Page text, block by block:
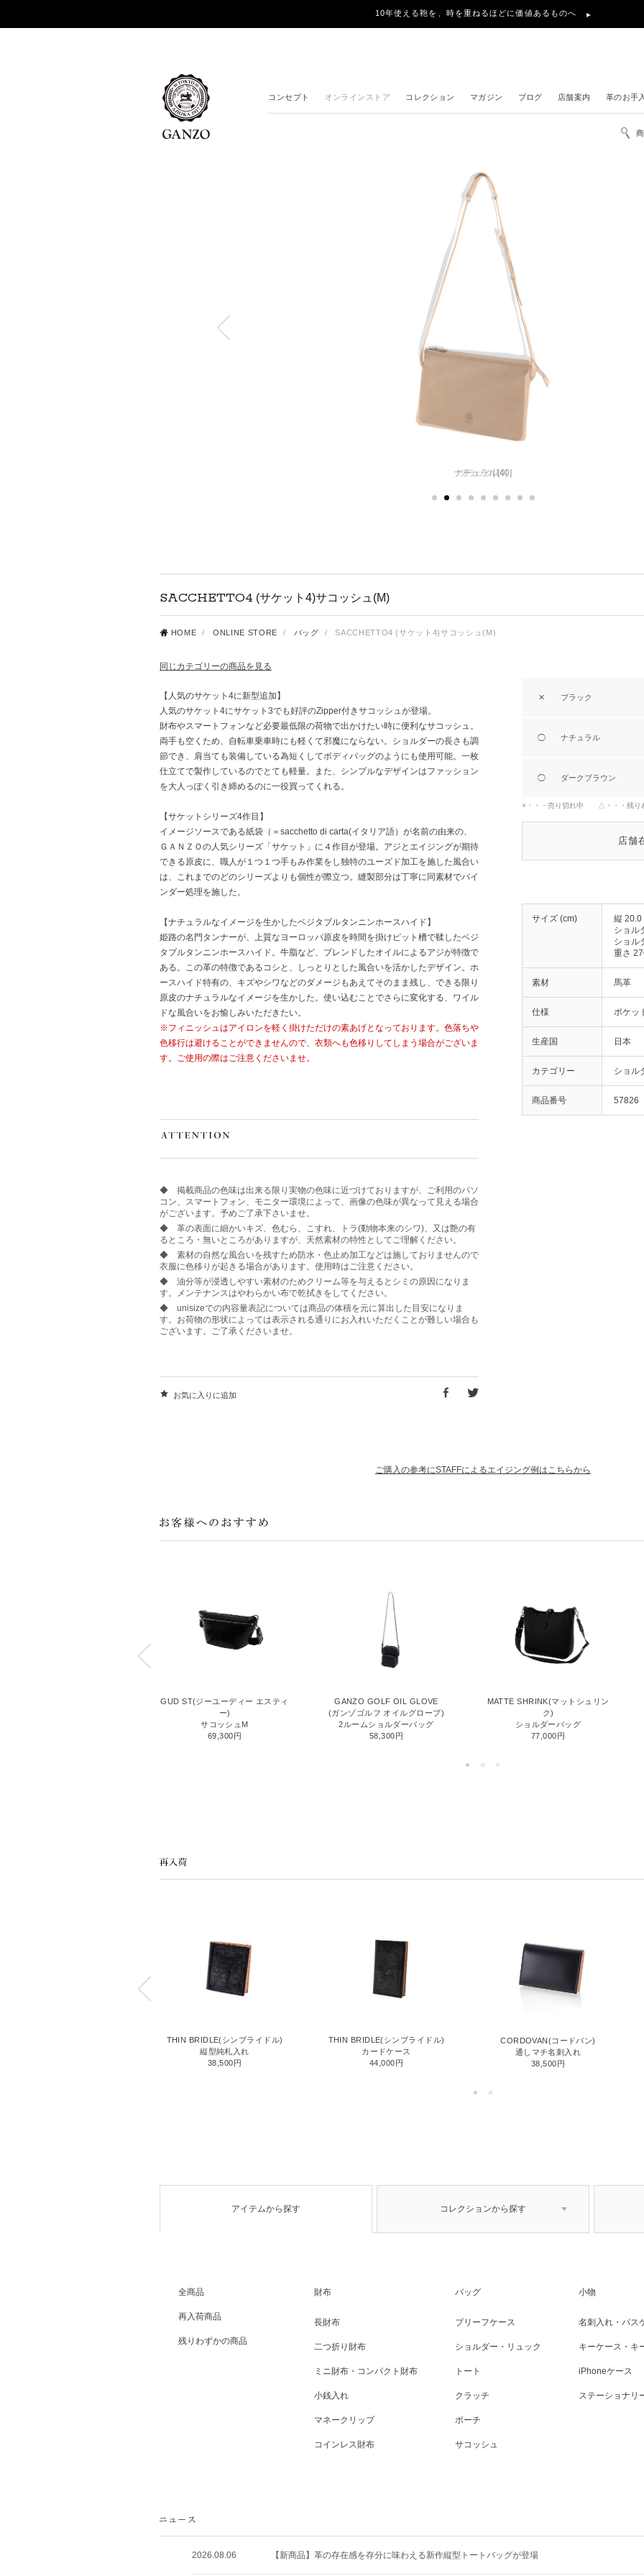
10年使える鞄を、時を重ねるほどに価値あるものへ
コンセプト オンラインストア コレクション マガジン ブログ 店舗案内 革のお手
ナチュラル[40]
SACCHETTO4 (サケット4)サコッシュ(M)
HOME / ONLINE STORE / バッグ / SACCHETTO4 (サケット4)サコッシュ(M)
同じカテゴリーの商品を見る
【人気のサケット4に新型追加】
人気のサケット4にサケット3でも好評のZipper付きサコッシュが登場。
財布やスマートフォンなど必要最低限の荷物で出かけたい時に便利なサコッシュ。
両手も空くため、自転車乗車時にも軽くて邪魔にならない。ショルダーの長さも調
節でき、肩当ても装備している為短くしてボディバッグのようにも使用可能。一枚
仕立てで製作しているのでとても軽量。また、シンプルなデザインはファッション
を大人っぽく引き締めるのに一役買ってくれる。
【サケットシリーズ4作目】
イメージソースである紙袋（＝sacchetto di carta(イタリア語）が名前の由来の、
ＧＡＮＺＯの人気シリーズ「サケット」に４作目が登場。アジとエイジングが期待
できる原皮に、職人が１つ１つ手もみ作業をし独特のユーズド加工を施した風合い
は、これまでのどのシリーズよりも個性が際立つ。縫製部分は丁寧に同素材でバイ
ンダー処理を施した。
【ナチュラルなイメージを生かしたベジタブルタンニンホースハイド】
姫路の名門タンナーが、上質なヨーロッパ原皮を時間を掛けピット槽で鞣したベジ
タブルタンニンホースハイド。牛脂など、ブレンドしたオイルによるアジが特徴で
ある。この革の特徴であるコシと、しっとりとした風合いを活かしたデザイン。ホ
ースハイド特有の、キズやシワなどのダメージもあえてそのまま残し、できる限り
原皮のナチュラルなイメージを生かした。使い込むことでさらに変化する、ワイル
ドな風合いをお愉しみいただきたい。
※フィニッシュはアイロンを軽く掛けただけの素あげとなっております。色落ちや
色移行は避けることができませんので、衣類へも色移りしてしまう場合がございま
す。ご使用の際はご注意くださいませ。
◆ 掲載商品の色味は出来る限り実物の色味に近づけておりますが、ご利用のパソ
コン、スマートフォン、モニター環境によって、画像の色味が異なって見える場合
がございます。予めご了承下さいませ。
◆ 革の表面に細かいキズ、色むら、こすれ、トラ(動物本来のシワ)、又は艶の有
るところ・無いところがありますが、天然素材の特性としてご理解ください。
◆ 素材の自然な風合いを残すため防水・色止め加工などは施しておりませんので
衣服に色移りが起きる場合があります。使用時はご注意ください。
◆ 油分等が浸透しやすい素材のためクリーム等を与えるとシミの原因になりま
す。メンテナンスはやわらかい布で乾拭きをしてください。
◆ unisizeでの内容量表記については商品の体積を元に算出した目安になりま
す。お荷物の形状によっては表示される通りにお入れいただくことが難しい場合も
ございます。ご了承くださいませ。
お気に入りに追加
✕ ブラック
◯ ナチュラル
◯ ダークブラウン
×・・・売り切れ中 △・・・残り
店舗
サイズ (cm)
縦 20.0
ショル
ショル
重さ
素材 馬革
仕様 ポケッ
生産国 日本
カテゴリー ショル
商品番号 57826
ご購入の参考にSTAFFによるエイジング例はこちらから
GUD ST(ジーユーディー エスティ
ー)
サコッシュM
69,300円
GANZO GOLF OIL GLOVE
(ガンゾゴルフ オイルグローブ)
2ルームショルダーバッグ
58,300円
MATTE SHRINK(マットシュリン
ク)
ショルダーバッグ
77,000円
THIN BRIDLE(シンブライドル)
縦型純札入れ
38,500円
THIN BRIDLE(シンブライドル)
カードケース
44,000円
CORDOVAN(コードバン)
通しマチ名刺入れ
38,500円
アイテムから探す コレクションから探す
全商品
再入荷商品
残りわずかの商品
財布
長財布
二つ折り財布
ミニ財布・コンパクト財布
小銭入れ
マネークリップ
コインレス財布
バッグ
ブリーフケース
ショルダー・リュック
トート
クラッチ
ポーチ
サコッシュ
小物
名刺入れ・パス
キーケース・キ
iPhoneケース
ステーショナリ
2026.08.06 【新商品】革の存在感を存分に味わえる新作縦型トートバッグが登場